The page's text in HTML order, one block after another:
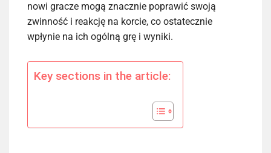
nowi gracze mogą znacznie poprawić swoją
zwinność i reakcję na korcie, co ostatecznie
wpłynie na ich ogólną grę i wyniki.
Key sections in the article: